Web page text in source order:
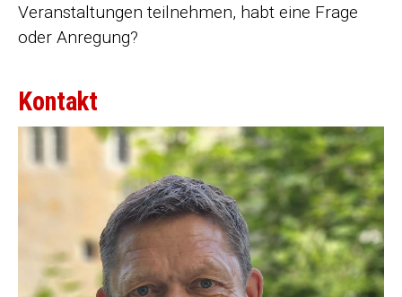
Veranstaltungen teilnehmen, habt eine Frage
oder Anregung?
Kontakt